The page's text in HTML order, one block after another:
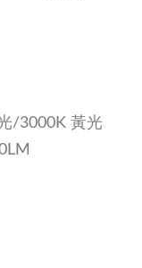
/3000K 黃光